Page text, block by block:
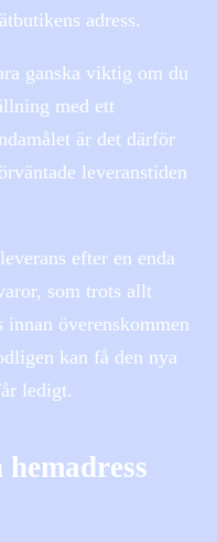
adress.
ganska viktig om du
med ett
är det därför
leveranstiden
efter en enda
som trots allt
överenskommen
kan få den nya
ledigt.